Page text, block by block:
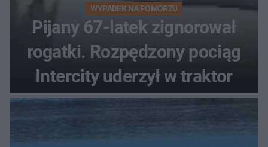
WYPADEK NA POMORZU
Pijany 67-latek zignorował
rogatki. Rozpędzony pociąg
Intercity uderzył w traktor